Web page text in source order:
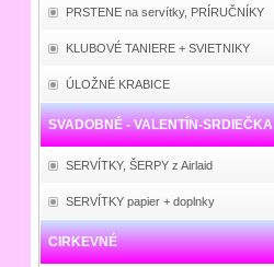
PRSTENE na servítky, PRÍRUČNÍKY
KLUBOVÉ TANIERE + SVIETNIKY
ÚLOŽNÉ KRABICE
SVADOBNÉ - VALENTÍN-SRDIEČKA
SERVÍTKY, ŠERPY z Airlaid
SERVÍTKY papier + doplnky
CIRKEVNÉ